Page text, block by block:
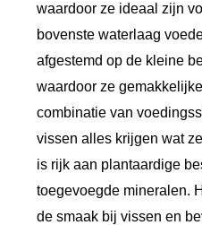
waardoor ze ideaal zijn
bovenste waterlaag
afgestemd op de kleine
waardoor ze
combinatie van
vissen alles krijgen wat
is rijk aan plantaardige
toegevoegde mineralen.
de smaak bij vissen en